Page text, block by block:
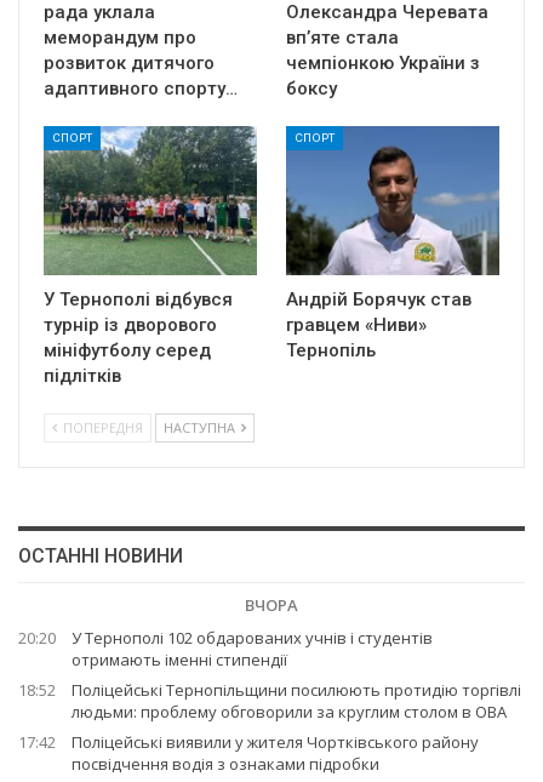
рада уклала
меморандум про
розвиток дитячого
адаптивного спорту…
Олександра Черевата
вп’яте стала
чемпіонкою України з
боксу
СПОРТ
У Тернополі відбувся
турнір із дворового
мініфутболу серед
підлітків
СПОРТ
Андрій Борячук став
гравцем «Ниви»
Тернопіль
ПОПЕРЕДНЯ НАСТУПНА
ОСТАННІ НОВИНИ
ВЧОРА
20:20
У Тернополі 102 обдарованих учнів і студентів
отримають іменні стипендії
18:52
Поліцейські Тернопільщини посилюють протидію торгівлі
людьми: проблему обговорили за круглим столом в ОВА
17:42
Поліцейські виявили у жителя Чортківського району
посвідчення водія з ознаками підробки